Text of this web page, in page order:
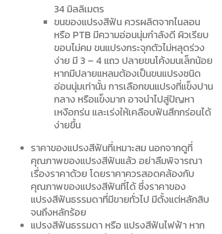
34 มิลลิเมตร
ขนของแปรงสีฟัน ควรผลิตจากไนลอน
หรือ PTB มีความอ่อนนุ่มกำลังดี ผิวเรียบ
ขอบไม่คม ขนแปรงกระจุกตัวไม่หลุดร่วง
ง่าย มี 3 – 4 แถว ปลายขนโค้งมนเล็กน้อย
หากมีปลายแหลมต้องเป็นขนแปรงชนิด
อ่อนนุ่มเท่านั้น การเลือกขนแปรงที่แข็งปาน
กลาง หรือแข็งมาก อาจนำไปสู่ปัญหา
เหงือกร่น และเร่งให้เคลือบฟันสึกกร่อนได้
ง่ายขึ้น
ราคาของแปรงสีฟันที่เหมาะสม นอกจากดูที่
คุณภาพของแปรงสีฟันแล้ว อย่าลืมพิจารณา
เรื่องราคาด้วย โดยราคาควรสอดคล้องกับ
คุณภาพของแปรงสีฟันที่ได้ ซึ่งราคาของ
แปรงสีฟันธรรมดาที่มีขายทั่วไป มีตั้งแต่หลักสิบ
จนถึงหลักร้อย
แปรงสีฟันธรรมดา หรือ แปรงสีฟันไฟฟ้า หาก